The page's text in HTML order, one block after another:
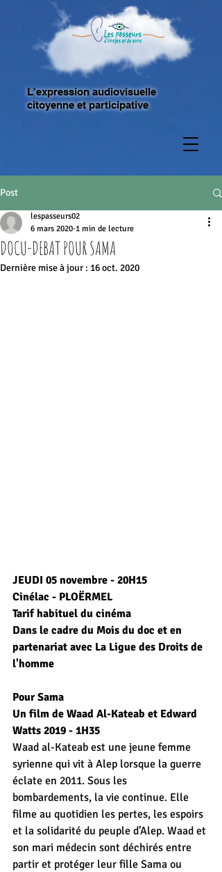
L'expression audiovisuelle
citoyenne et participative
Post
DOCU-DEBAT POUR SAMA
lespasseurs02
6 mars 2020 1 min de lecture
Dernière mise à jour : 16 oct. 2020
JEUDI 05 novembre - 20H15
Cinélac - PLOËRMEL
Tarif habituel du cinéma
Dans le cadre du Mois du doc et en
partenariat avec La Ligue des Droits de
l'homme
Pour Sama
Un film de Waad Al-Kateab et Edward
Watts 2019 - 1H35
Waad al-Kateab est une jeune femme
syrienne qui vit à Alep lorsque la guerre
éclate en 2011. Sous les
bombardements, la vie continue. Elle
filme au quotidien les pertes, les espoirs
et la solidarité du peuple d’Alep. Waad et
son mari médecin sont déchirés entre
partir et protéger leur fille Sama ou